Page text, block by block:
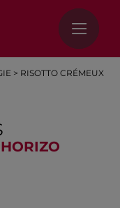
> RISOTTO CRÉMEUX